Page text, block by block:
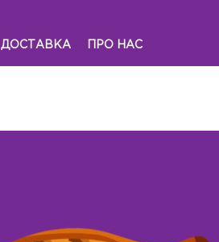
ДОСТАВКА ПРО НАС